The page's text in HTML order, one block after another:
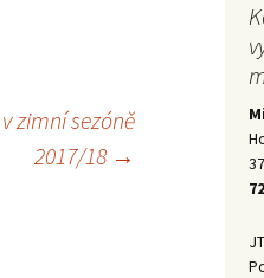
2014
zimní sezóně
2017/18 →